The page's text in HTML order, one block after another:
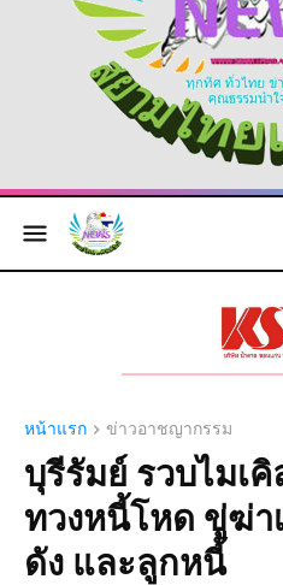
หน้าแรก ข่าวอาชญากรรม
บุรีรัมย์ รวบไมเ
ทวงหนี้โหด ขู่ฆ่า
ดัง และลูกหนี้